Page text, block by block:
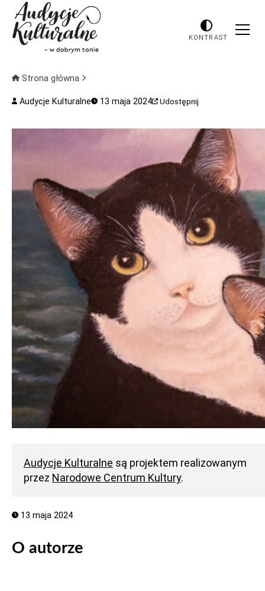
KONTRAST
Strona główna
Audycje Kulturalne 13 maja 2024 Udostępnij
Audycje Kulturalne są projektem realizowanym
przez Narodowe Centrum Kultury.
13 maja 2024
O autorze